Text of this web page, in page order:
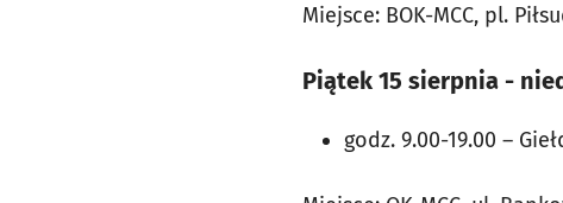
Miejsce: BOK-MCC, pl.
Piątek 15 sierpnia -
godz. 9.00-19.00 –